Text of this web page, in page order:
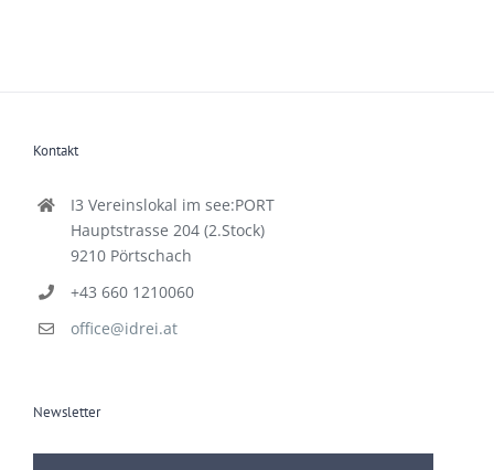
Kontakt
I3 Vereinslokal im see:PORT
Hauptstrasse 204 (2.Stock)
9210 Pörtschach
+43 660 1210060
office@idrei.at
Newsletter